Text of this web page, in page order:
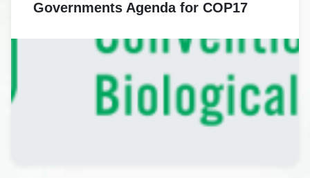
Governments Agenda for COP17